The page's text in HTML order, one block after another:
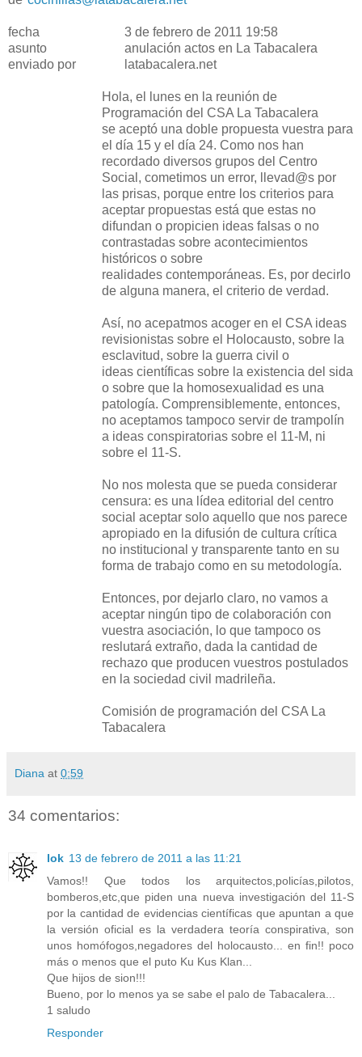
fecha
3 de febrero de 2011 19:58
asunto
anulación actos en La Tabacalera
enviado por
latabacalera.net
Hola, el lunes en la reunión de
Programación del CSA La Tabacalera
se aceptó una doble propuesta vuestra para
el día 15 y el día 24. Como nos han
recordado diversos grupos del Centro
Social, cometimos un error, llevad@s por
las prisas, porque entre los criterios para
aceptar propuestas está que estas no
difundan o propicien ideas falsas o no
contrastadas sobre acontecimientos
históricos o sobre
realidades contemporáneas. Es, por decirlo
de alguna manera, el criterio de verdad.
Así, no acepatmos acoger en el CSA ideas
revisionistas sobre el Holocausto, sobre la
esclavitud, sobre la guerra civil o
ideas científicas sobre la existencia del sida
o sobre que la homosexualidad es una
patología. Comprensiblemente, entonces,
no aceptamos tampoco servir de trampolín
a ideas conspiratorias sobre el 11-M, ni
sobre el 11-S.
No nos molesta que se pueda considerar
censura: es una lídea editorial del centro
social aceptar solo aquello que nos parece
apropiado en la difusión de cultura crítica
no institucional y transparente tanto en su
forma de trabajo como en su metodología.
Entonces, por dejarlo claro, no vamos a
aceptar ningún tipo de colaboración con
vuestra asociación, lo que tampoco os
reslutará extraño, dada la cantidad de
rechazo que producen vuestros postulados
en la sociedad civil madrileña.
Comisión de programación del CSA La
Tabacalera
Diana at 0:59
34 comentarios:
lok 13 de febrero de 2011 a las 11:21
Vamos!! Que todos los arquitectos,policías,pilotos,
bomberos,etc,que piden una nueva investigación del 11-S
por la cantidad de evidencias científicas que apuntan a que
la versión oficial es la verdadera teoría conspirativa, son
unos homófogos,negadores del holocausto... en fin!! poco
más o menos que el puto Ku Kus Klan...
Que hijos de sion!!!
Bueno, por lo menos ya se sabe el palo de Tabacalera...
1 saludo
Responder